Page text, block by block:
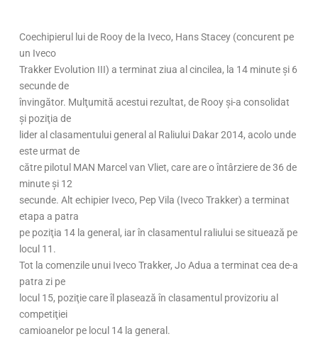
Coechipierul lui de Rooy de la Iveco, Hans Stacey (concurent pe
un Iveco
Trakker Evolution III) a terminat ziua al cincilea, la 14 minute şi 6
secunde de
învingător. Mulţumită acestui rezultat, de Rooy şi-a consolidat
şi poziţia de
lider al clasamentului general al Raliului Dakar 2014, acolo unde
este urmat de
către pilotul MAN Marcel van Vliet, care are o întârziere de 36 de
minute şi 12
secunde. Alt echipier Iveco, Pep Vila (Iveco Trakker) a terminat
etapa a patra
pe poziţia 14 la general, iar în clasamentul raliului se situează pe
locul 11.
Tot la comenzile unui Iveco Trakker, Jo Adua a terminat cea de-a
patra zi pe
locul 15, poziţie care îl plasează în clasamentul provizoriu al
competiţiei
camioanelor pe locul 14 la general.